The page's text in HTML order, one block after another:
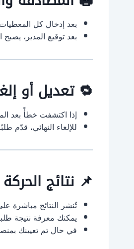
بعد إدخال كل
بعد توقيع المدير،
🔁 تعديل أو
إذا اكتشفت خطأً بعد
للإلغاء النهائي، قدّم
📌 نتائج
تُنشر النتائج مباشرة على
يمكنك معرفة نتيجة
في حال تم تعيينك بمنصب لم تطلبه